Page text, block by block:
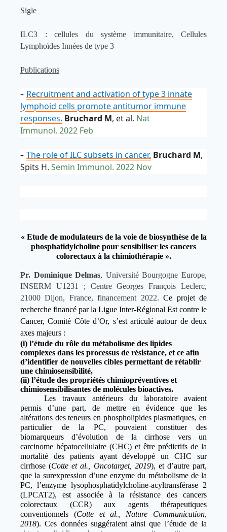
Sigle
ILC3 : cellules du système immunitaire, Cellules
Lymphoïdes Innées de type 3
Publications
- Recruitment and activation of type 3 innate
lymphoid cells promote antitumor immune
responses. Bruchard M, et al. Nat
Immunol. 2022 Feb
- The role of ILC subsets in cancer. Bruchard M,
Spits H. Semin Immunol. 2022 Nov
« Etude de modulateurs de la voie de biosynthèse de la
phosphatidylcholine pour sensibiliser les cancers
colorectaux à la chimiothérapie ».
Pr. Dominique Delmas, Université Bourgogne Europe,
INSERM U1231 ; Centre Georges François Leclerc,
21000 Dijon, France, financement 2022.Ce projet de
recherche financé par la Ligue Inter-Régional Est contre le
Cancer, Comité Côte d’Or, s’est articulé autour de deux
axes majeurs :
(i) l’étude du rôle du métabolisme des lipides
complexes dans les processus de résistance, et ce afin
d’identifier de nouvelles cibles permettant de rétablir
une chimiosensibilité,
(ii) l’étude des propriétés chimiopréventives et
chimiosensibilisantes de molécules bioactives.
Les travaux antérieurs du laboratoire avaient
permis d’une part, de mettre en évidence que les
altérations des teneurs en phospholipides plasmatiques, en
particulier de la PC, pouvaient constituer des
biomarqueurs d’évolution de la cirrhose vers un
carcinome hépatocellulaire (CHC) et être prédictifs de la
mortalité des patients ayant développé un CHC sur
cirrhose (Cotte et al., Oncotarget, 2019), et d’autre part,
que la surexpression d’une enzyme du métabolisme de la
PC, l’enzyme lysophosphatidylcholine-acyltransférase 2
(LPCAT2), est associée à la résistance des cancers
colorectaux (CCR) aux agents thérapeutiques
conventionnels (Cotte et al., Nature Communication,
2018). Ces données suggéraient ainsi que l’étude de la